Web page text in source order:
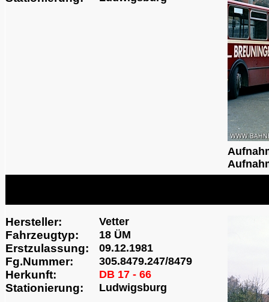
Hersteller: Vetter
Fahrzeugtyp: 18 ÜM
Erstzulassung: 09.12.1981
Fg.Nummer: 305.8479.247/8479
Herkunft: DB 17 - 66
Stationierung: Ludwigsburg